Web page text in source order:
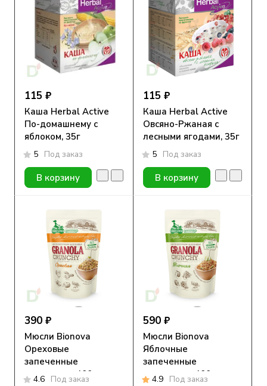
115 ₽
Каша Herbal Active
По-домашнему с
яблоком, 35г
5 Под заказ
В корзину
115 ₽
Каша Herbal Active
Овсяно-Ржаная с
лесными ягодами, 35г
5 Под заказ
В корзину
390 ₽
Мюсли Bionova
Ореховые
запеченные
хрустящие, 400г
4.6 Под заказ
590 ₽
Мюсли Bionova
Яблочные
запеченные
хрустящие, 400г
4.9 Под заказ